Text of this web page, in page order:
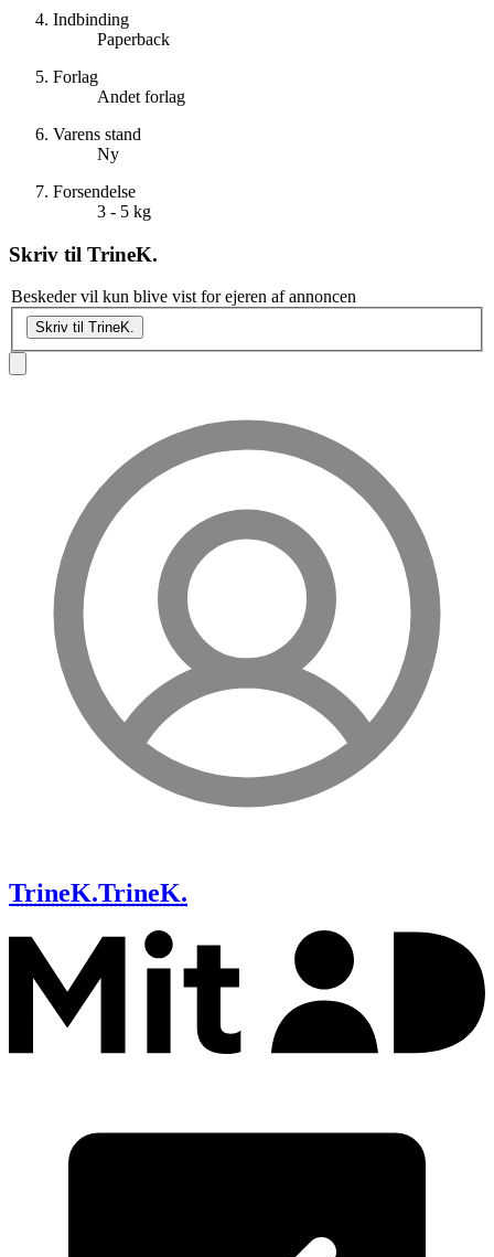
Indbinding
Paperback
Forlag
Andet forlag
Varens stand
Ny
Forsendelse
3 - 5 kg
Skriv til TrineK.
Beskeder vil kun blive vist for ejeren af annoncen
Skriv til TrineK.
TrineK.TrineK.